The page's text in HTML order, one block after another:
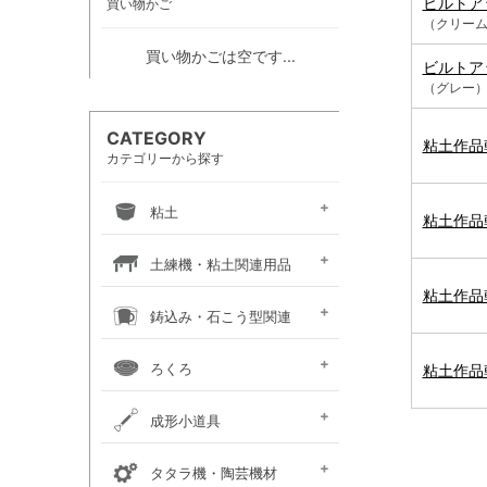
買い物かご
買い物かごは空です...
CATEGORY
カテゴリーから探す
粘土
信楽系粘土
伝統系粘土
創作系粘土
カラー粘土
陶紙
道具土
練り込み絵の具
土練機・粘土関連用品
常圧式土練機
真空式土練機
粘土板・粘土吸水板
粘土粉砕機
粘土練り台・作陶台
粘土貯蔵容器
粘土乾燥箱・棚
鋳込み・石こう型関連
鋳込み用原料
鋳込み用石膏型
鋳込み・石膏型用品
手押し用石膏型
ろくろ
手ろくろ
小型 電動ろくろ
大型 電動ろくろ
電動ろくろオプション
カメ板・芯出し用具
ろくろ作業台・椅子
成形小道具
成形用具セット
かきベラ
カンナ
こて
ヘラ
粘土板・粘土吸水板
延べ棒
切り弓・鹿皮・土かきベラ
トースカン
ポンス・型抜き
印花・装飾用道具
タタラ機・陶芸機材
（クリー
ビルト
（グレー）
粘土作
粘土作
粘土作
粘土作